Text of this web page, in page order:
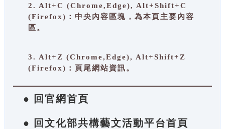
2. Alt+C (Chrome,Edge), Alt+Shift+C
(Firefox)：中央內容區塊，為本頁主要內容
區。
3. Alt+Z (Chrome,Edge), Alt+Shift+Z
(Firefox)：頁尾網站資訊。
● 回官網首頁
● 回文化部共構藝文活動平台首頁